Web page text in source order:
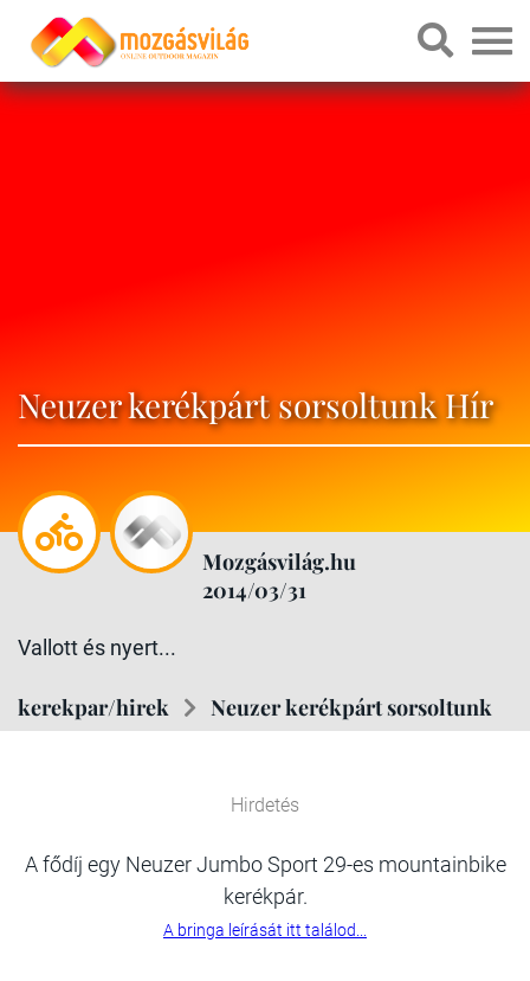
Neuzer kerékpárt sorsoltunk Hír
Mozgásvilág.hu
2014/03/31
Vallott és nyert...
kerekpar/hirek Neuzer kerékpárt sorsoltunk
Hirdetés
A fődíj egy Neuzer Jumbo Sport29-es mountainbike
kerékpár.
A bringa leírását itt találod...